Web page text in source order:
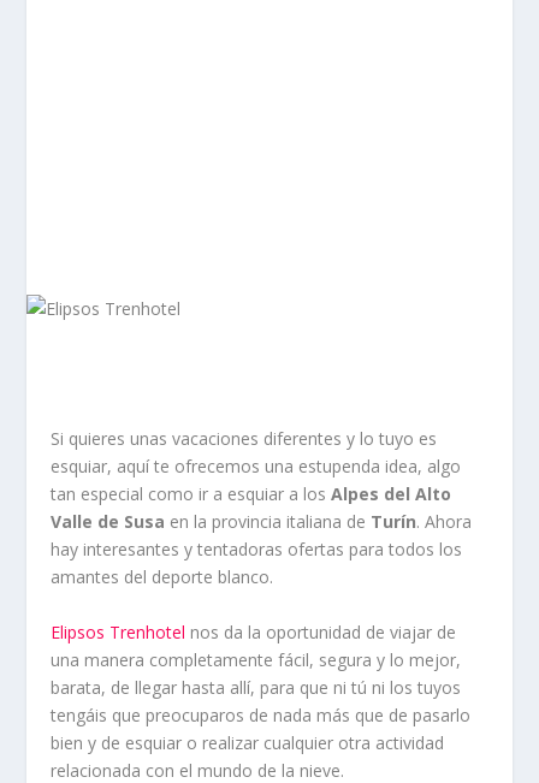
Si quieres unas vacaciones diferentes y lo tuyo es
esquiar, aquí te ofrecemos una estupenda idea, algo
tan especial como ir a esquiar a losAlpes del Alto
Valle de Susa en la provincia italiana de Turín. Ahora
hay interesantes y tentadoras ofertas para todos los
amantes del deporte blanco.
Elipsos Trenhotel nos da la oportunidad de viajar de
una manera completamente fácil, segura y lo mejor,
barata, de llegar hasta allí, para que ni tú ni los tuyos
tengáis que preocuparos de nada más que de pasarlo
bien y de esquiar o realizar cualquier otra actividad
relacionada con el mundo de la nieve.